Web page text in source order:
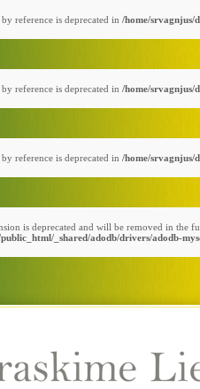
reference is deprecated in /home/srvagnjus/
reference is deprecated in /home/srvagnjus/
reference is deprecated in /home/srvagnjus/
is deprecated and will be removed in the
_shared/adodb/drivers/adodb-